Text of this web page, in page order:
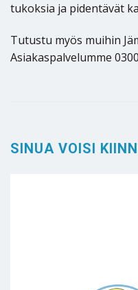
tukoksia ja pidentävät
Tutustu myös muihin
Asiakaspalvelumme
SINUA VOISI